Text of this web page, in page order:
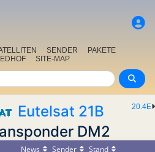
SENDER
PAKETE
SITE-MAP
20.4E
Eutelsat 21B
DM2
News Sender
Stand